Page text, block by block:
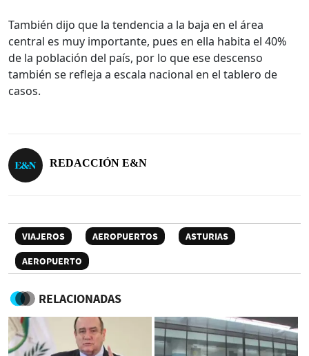
También dijo que la tendencia a la baja en el área
central es muy importante, pues en ella habita el 40%
de la población del país, por lo que ese descenso
también se refleja a escala nacional en el tablero de
casos.
REDACCIÓN E&N
VIAJEROS AEROPUERTOS
ASTURIAS
AEROPUERTO
RELACIONADAS